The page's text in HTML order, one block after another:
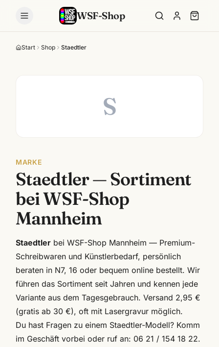
WSF-Shop
Start Shop Staedtler
S
MARKE
Staedtler— Sortiment
bei WSF-Shop
Mannheim
Staedtler bei WSF-Shop Mannheim — Premium-
Schreibwaren und Künstlerbedarf, persönlich
beraten in N7, 16 oder bequem online bestellt. Wir
führen das Sortiment seit Jahren und kennen jede
Variante aus dem Tagesgebrauch. Versand 2,95 €
(gratis ab 30 €), oft mit Lasergravur möglich.
Du hast Fragen zu einem Staedtler-Modell? Komm
im Geschäft vorbei oder ruf an: 06 21 / 154 18 22.